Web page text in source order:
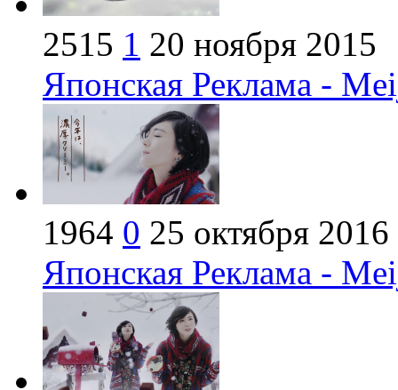
2515 1 20 ноября 2015
Японская Реклама -
1964 0 25 октября 2016
Японская Реклама -